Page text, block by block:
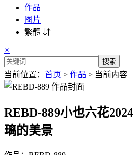
作品
图片
繁體 ⇵
×
搜索
当前位置： 首页 > 作品 > 当前内容
REBD-889小也六花
璃的美景